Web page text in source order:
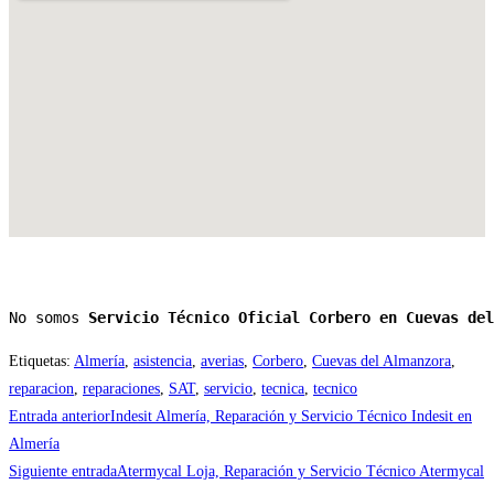
No somos Servicio Técnico Oficial Corbero en Cuevas del
Etiquetas: Almería, asistencia, averias, Corbero, Cuevas del Almanzora,
reparacion, reparaciones, SAT, servicio, tecnica, tecnico
Leer
más
artículos
Entrada anteriorIndesit Almería, Reparación y Servicio Técnico Indesit en
Almería
Siguiente entradaAtermycal Loja, Reparación y Servicio Técnico Atermycal